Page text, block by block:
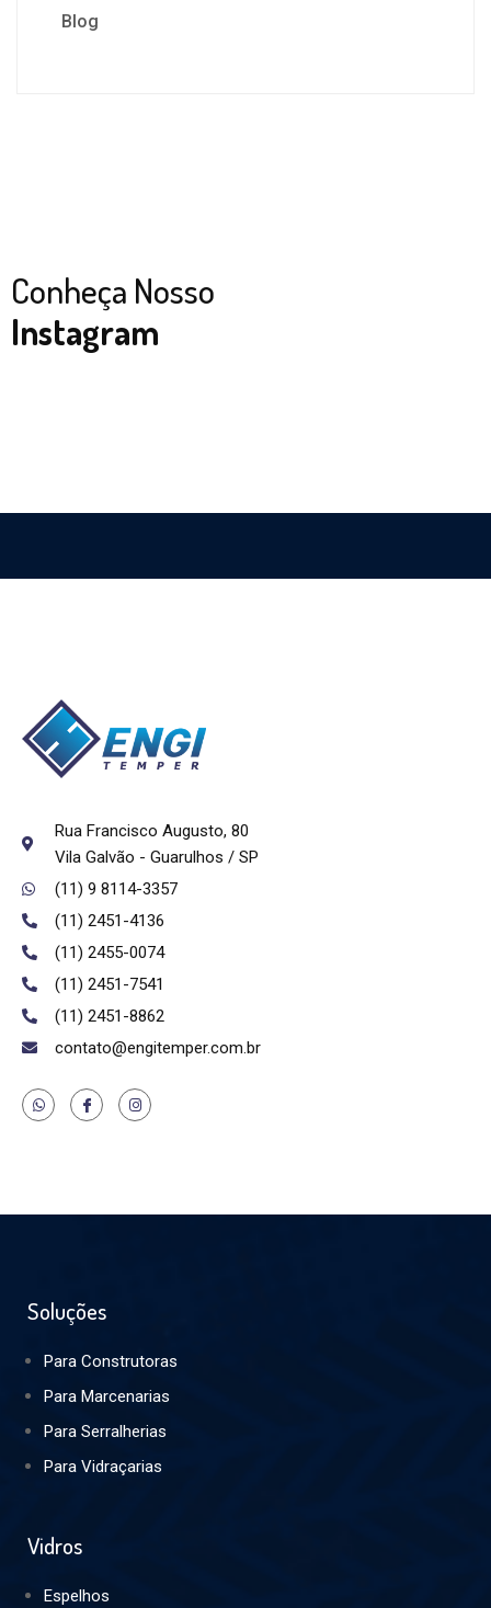
Blog
Conheça Nosso
Instagram
Rua Francisco Augusto, 80
Vila Galvão - Guarulhos / SP
(11) 9 8114-3357
(11) 2451-4136
(11) 2455-0074
(11) 2451-7541
(11) 2451-8862
contato@engitemper.com.br
Soluções
Para Construtoras
Para Marcenarias
Para Serralherias
Para Vidraçarias
Vidros
Espelhos